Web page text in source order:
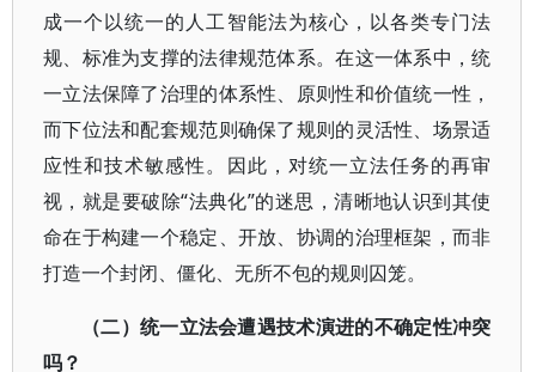
成一个以统一的人工智能法为核心，以各类专门法
规、标准为支撑的法律规范体系。在这一体系中，统
一立法保障了治理的体系性、原则性和价值统一性，
而下位法和配套规范则确保了规则的灵活性、场景适
应性和技术敏感性。因此，对统一立法任务的再审
视，就是要破除“法典化”的迷思，清晰地认识到其使
命在于构建一个稳定、开放、协调的治理框架，而非
打造一个封闭、僵化、无所不包的规则囚笼。
（二）统一立法会遭遇技术演进的不确定性冲突
吗？